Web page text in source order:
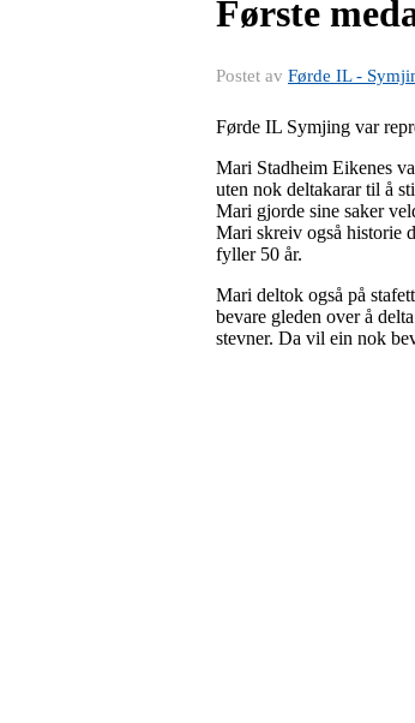
Første
Postet av Førde IL -
Førde IL Symjing var
Mari Stadheim Eikenes
uten nok deltakarar til å
Mari gjorde sine saker
Mari skreiv også historie
fyller 50 år.
Mari deltok også på
bevare gleden over å
stevner. Da vil ein nok